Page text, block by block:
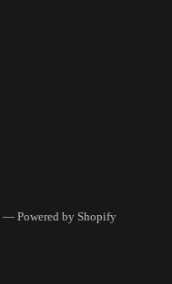
— Powered by Shopify